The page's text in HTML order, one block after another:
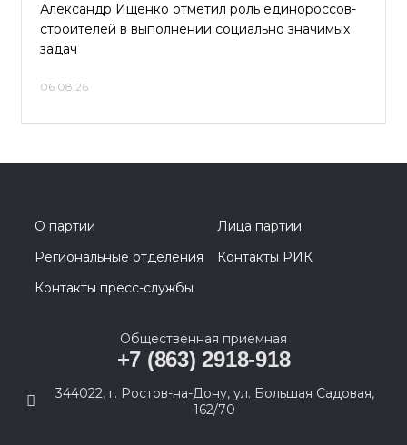
Александр Ищенко отметил роль единороссов-
строителей в выполнении социально значимых
задач
06.08.26
О партии
Лица партии
Региональные отделения
Контакты РИК
Контакты пресс-службы
Общественная приемная
+7 (863) 2918-918
344022, г. Ростов-на-Дону, ул. Большая Садовая,
162/70